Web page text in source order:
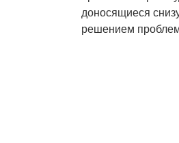
доносящиеся
решением